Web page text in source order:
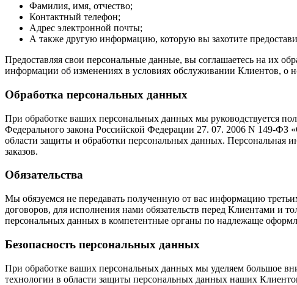
Фамилия, имя, отчество;
Контактный телефон;
Адрес электронной почты;
А также другую информацию, которую вы захотите
Предоставляя свои персональные данные, вы соглашаетесь на их
информации об изменениях в условиях обслуживании Клиентов, о
Обработка персональных данных
При обработке ваших персональных данных мы руководствуется
Федерального закона Российской Федерации 27. 07. 2006 N 149-
области защиты и обработки персональных данных. Персональная
заказов.
Обязательства
Мы обязуемся не передавать полученную от вас информацию
договоров, для исполнения нами обязательств перед Клиентами и
персональных данных в компетентные органы по надлежаще
Безопасность персональных данных
При обработке ваших персональных данных мы уделяем большое
технологии в области защиты персональных данных наших